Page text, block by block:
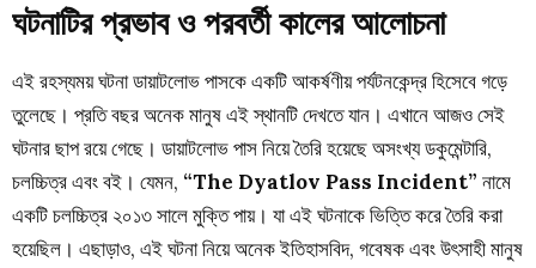
ঘটনাটির প্রভাব ও পরবর্তী কালের আলোচনা
এই রহস্যময় ঘটনাডায়াটলোভ পাসকে একটি আকর্ষণীয় পর্যটনকেন্দ্র হিসেবে গড়ে
তুলেছে। প্রতি বছর অনেক মানুষ এই স্থানটি দেখতে যান। এখানে আজও সেই
ঘটনার ছাপ রয়ে গেছে। ডায়াটলোভ পাসনিয়ে তৈরি হয়েছে অসংখ্য ডকুমেন্টারি,
চলচ্চিত্র এবং বই। যেমন, “The Dyatlov Pass Incident” নামে
একটি চলচ্চিত্র ২০১৩ সালে মুক্তি পায়। যা এই ঘটনাকে ভিত্তি করে তৈরি করা
হয়েছিল। এছাড়াও, এই ঘটনা নিয়ে অনেক ইতিহাসবিদ, গবেষক এবং উৎসাহী মানুষ